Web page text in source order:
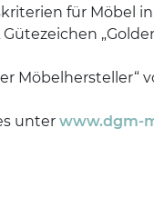
für Möbel
Möbelhersteller“
unter www.dgm-